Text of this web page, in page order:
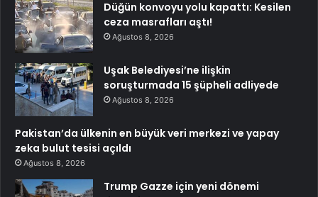
Düğün konvoyu yolu kapattı: Kesilen
ceza masrafları aştı!
Ağustos 8, 2026
Uşak Belediyesi’ne ilişkin
soruşturmada 15 şüpheli adliyede
Ağustos 8, 2026
Pakistan’da ülkenin en büyük veri merkezi ve yapay
zeka bulut tesisi açıldı
Ağustos 8, 2026
Trump Gazze için yeni dönemi